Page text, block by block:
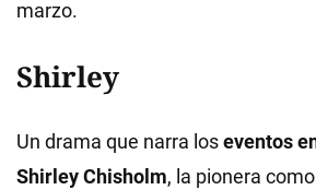
marzo.
Shirley
Un drama que narra loseventos
Shirley Chisholm, la pionera